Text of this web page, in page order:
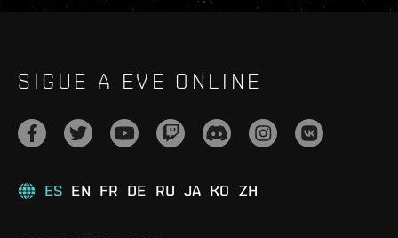
SIGUE A EVE ONLINE
ES EN FR DE RU JA KO ZH